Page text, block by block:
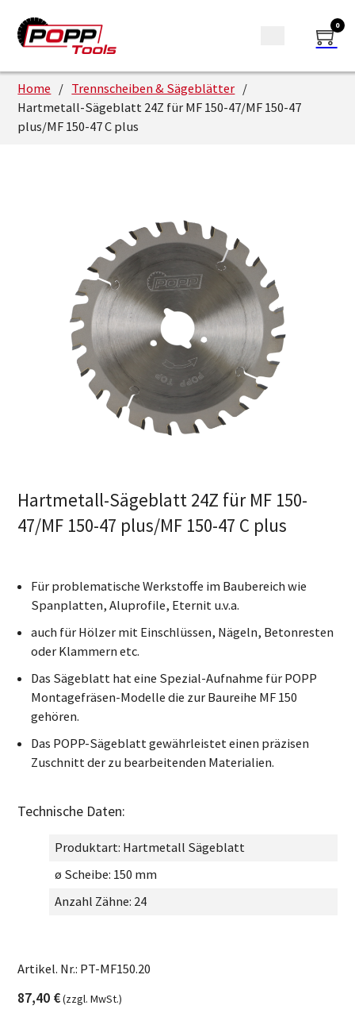
0
Home / Trennscheiben & Sägeblätter /
Hartmetall-Sägeblatt 24Z für MF 150-47/MF 150-47
plus/MF 150-47 C plus
Hartmetall-Sägeblatt 24Z für MF 150-
47/MF 150-47 plus/MF 150-47 C plus
Für problematische Werkstoffe im Baubereich wie
Spanplatten, Aluprofile, Eternit u.v.a.
auch für Hölzer mit Einschlüssen, Nägeln, Betonresten
oder Klammern etc.
Das Sägeblatt hat eine Spezial-Aufnahme für POPP
Montagefräsen-Modelle die zur Baureihe MF 150
gehören.
Das POPP-Sägeblatt gewährleistet einen präzisen
Zuschnitt der zu bearbeitenden Materialien.
Technische Daten:
Produktart: Hartmetall Sägeblatt
ø Scheibe: 150 mm
Anzahl Zähne: 24
Artikel. Nr.: PT-MF150.20
87,40 €(zzgl. MwSt.)